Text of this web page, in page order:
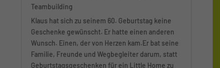
Teambuilding
Klaus hat sich zu seinem 60. Geburtstag keine
Geschenke gewünscht. Er hatte einen anderen
Wunsch. Einen, der von Herzen kam.Er bat seine
Familie, Freunde und Wegbegleiter darum, statt
Geburtstagsgeschenken für ein Little Home zu